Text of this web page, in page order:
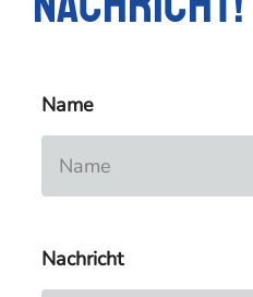
Name
Nachricht